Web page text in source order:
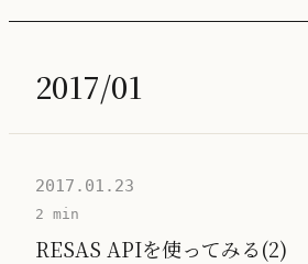
2017/01
2017.01.23
2 min
RESAS APIを使ってみる(2)